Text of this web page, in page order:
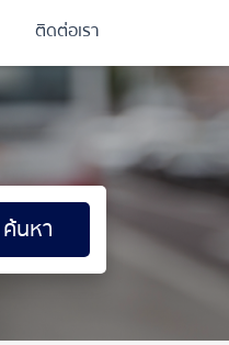
ค้นหา
ติดต่อเรา